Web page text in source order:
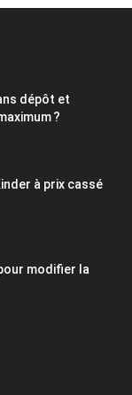
dépôt et
?
à prix cassé
modifier la